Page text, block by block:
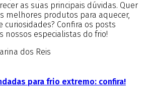
as suas principais dúvidas. Quer
melhores produtos para aquecer,
curiosidades? Confira os posts
nossos especialistas do frio!
dos Reis
para frio extremo: confira!